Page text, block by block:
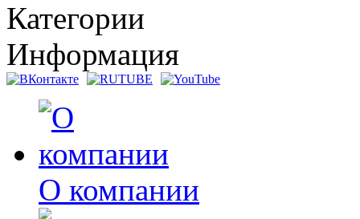
Категории
Информация
О компании